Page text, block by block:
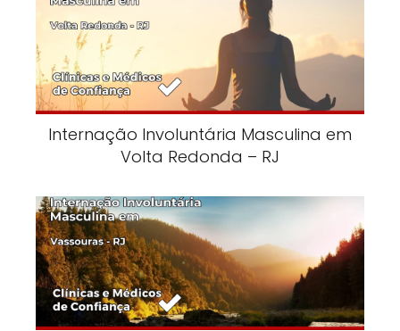
Internação Involuntária Masculina em
Volta Redonda – RJ